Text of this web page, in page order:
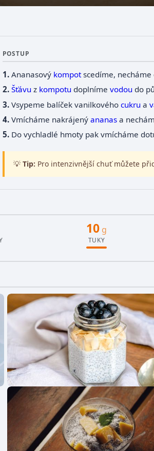
POSTUP
Ananasový kompotscedíme, necháme
Šťávu z kompotu doplníme vodou do
Vsypeme balíček vanilkového cukru a
Vmícháme nakrájený ananasa
Do vychladlé hmoty pak vmícháme
💡Tip: Pro intenzivnější chuť můžete
10g
TUKY